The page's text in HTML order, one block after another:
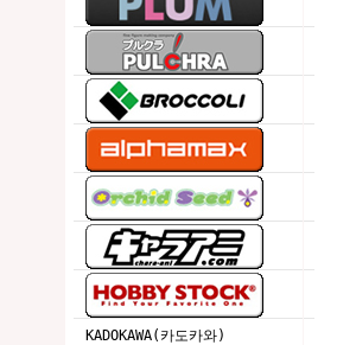
KADOKAWA(카도카와)